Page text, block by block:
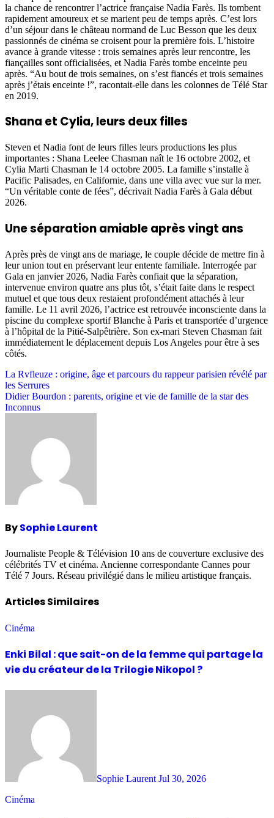
la chance de rencontrer l’actrice française Nadia Farès. Ils tombent
rapidement amoureux et se marient peu de temps après. C’est lors
d’un séjour dans le château normand de Luc Besson que les deux
passionnés de cinéma se croisent pour la première fois. L’histoire
avance à grande vitesse : trois semaines après leur rencontre, les
fiançailles sont officialisées, et Nadia Farès tombe enceinte peu
après. “Au bout de trois semaines, on s’est fiancés et trois semaines
après j’étais enceinte !”, racontait-elle dans les colonnes de Télé Star
en 2019.
Shana et Cylia, leurs deux filles
Steven et Nadia font de leurs filles leurs productions les plus
importantes : Shana Leelee Chasman naît le 16 octobre 2002, et
Cylia Marti Chasman le 14 octobre 2005. La famille s’installe à
Pacific Palisades, en Californie, dans une villa avec vue sur la mer.
“Un véritable conte de fées”, décrivait Nadia Farès à Gala début
2026.
Une séparation amiable après vingt ans
Après près de vingt ans de mariage, le couple décide de mettre fin à
leur union tout en préservant leur entente familiale. Interrogée par
Gala en janvier 2026, Nadia Farès confiait que la séparation,
intervenue environ quatre ans plus tôt, s’était faite dans le respect
mutuel et que tous deux restaient profondément attachés à leur
famille. Le 11 avril 2026, l’actrice est retrouvée inconsciente dans la
piscine du complexe sportif Blanche à Paris et transportée d’urgence
à l’hôpital de la Pitié-Salpêtrière. Son ex-mari Steven Chasman fait
immédiatement le déplacement depuis Los Angeles pour être à ses
côtés.
Post
navigation
La Rvfleuze : origine, âge et parcours du rappeur parisien révélé par
les Serrures
Didier Bourdon : parents, origine et vie de famille de la star des
Inconnus
BySophie Laurent
Journaliste People & Télévision 10 ans de couverture exclusive des
célébrités TV et cinéma. Ancienne correspondante Cannes pour
Télé 7 Jours. Réseau privilégié dans le milieu artistique français.
Articles Similaires
Cinéma
Enki Bilal : que sait-on de la femme qui partage la
vie du créateur de la Trilogie Nikopol ?
Sophie Laurent Jul 30, 2026
Cinéma